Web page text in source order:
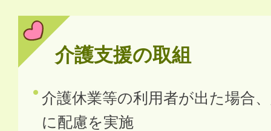
介護支援の取組
介護休業等の利用者が出た場合
に配慮を実施